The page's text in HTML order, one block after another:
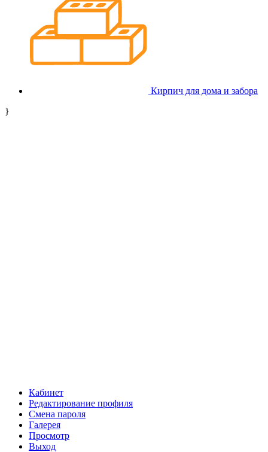
Кирпич для дома и забора
}
Кабинет
Редактирование профиля
Смена пароля
Галерея
Просмотр
Выход